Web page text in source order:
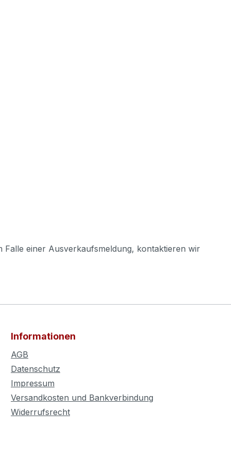
einer Ausverkaufsmeldung, kontaktieren wir
Informationen
AGB
Datenschutz
Impressum
Versandkosten und Bankverbindung
Widerrufsrecht